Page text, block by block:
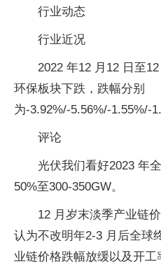
行业动态
行业近况
2022 年12 月12 日至
环保板块下跌，跌幅分别
为-3.92%/-5.56%/-1.55%/-
评论
光伏我们看好2023 年
50%至300-350GW。
12 月岁末淡季产业链
认为不改明年2-3 月后全球
业链价格跌幅放缓以及开